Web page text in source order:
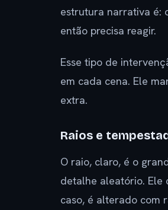
estrutura narrativa é:
então precisa reagir.
Esse tipo de
em cada cena. Ele
extra.
Raios e
O raio, claro, é o
detalhe aleatório. Ele
caso, é alterado com